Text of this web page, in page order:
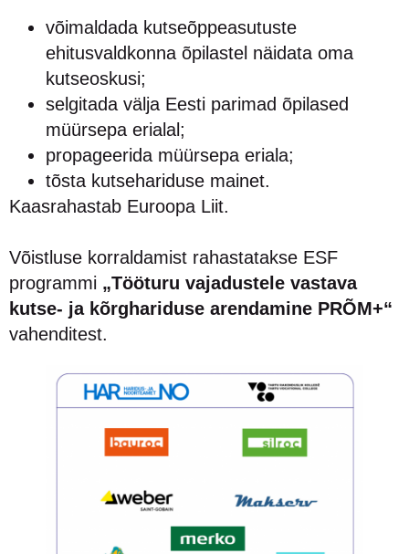
võimaldada kutseõppeasutuste
ehitusvaldkonna õpilastel näidata oma
kutseoskusi;
selgitada välja Eesti parimad õpilased
müürsepa erialal;
propageerida müürsepa eriala;
tõsta kutsehariduse mainet.
Kaasrahastab Euroopa Liit.
Võistluse korraldamist rahastatakse ESF
programmi „Tööturu vajadustele vastava
kutse- ja kõrghariduse arendamine PRÕM+“
vahenditest.